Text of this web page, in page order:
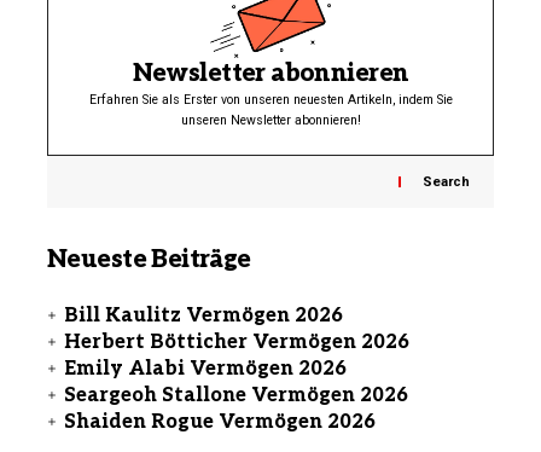
Newsletter abonnieren
Erfahren Sie als Erster von unseren neuesten Artikeln, indem Sie
unseren Newsletter abonnieren!
Search
Neueste Beiträge
Bill Kaulitz Vermögen 2026
Herbert Bötticher Vermögen 2026
Emily Alabi Vermögen 2026
Seargeoh Stallone Vermögen 2026
Shaiden Rogue Vermögen 2026